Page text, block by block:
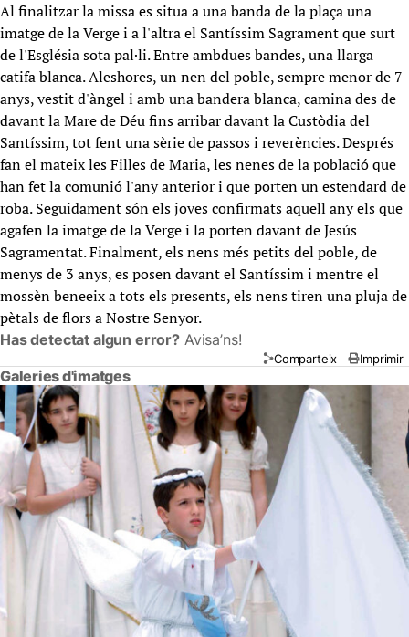
Al finalitzar la missa es situa a una banda de la plaça una
imatge de la Verge i a l'altra el Santíssim Sagrament que surt
de l'Església sota pal·li. Entre ambdues bandes, una llarga
catifa blanca. Aleshores, un nen del poble, sempre menor de 7
anys, vestit d'àngel i amb una bandera blanca, camina des de
davant la Mare de Déu fins arribar davant la Custòdia del
Santíssim, tot fent una sèrie de passos i reverències. Després
fan el mateix les Filles de Maria, les nenes de la població que
han fet la comunió l'any anterior i que porten un estendard de
roba. Seguidament són els joves confirmats aquell any els que
agafen la imatge de la Verge i la porten davant de Jesús
Sagramentat. Finalment, els nens més petits del poble, de
menys de 3 anys, es posen davant el Santíssim i mentre el
mossèn beneeix a tots els presents, els nens tiren una pluja de
pètals de flors a Nostre Senyor.
Has detectat algun error? Avisa’ns!
Comparteix Imprimir
Galeries d'imatges